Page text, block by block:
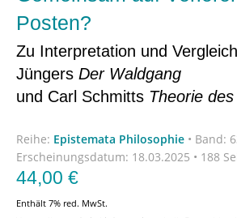
Posten?
Zu Interpretation und
Jüngers Der Waldgang
und Carl Schmitts Theorie
Reihe: Epistemata Philosophie • Band:
Erscheinungsdatum: 18.03.2025 • 188
44,00 €
Enthält 7% red. MwSt.